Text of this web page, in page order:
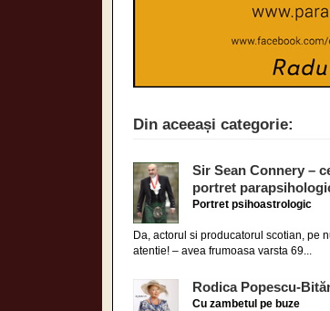
Din aceeași categorie:
Sir Sean Connery –
portret
Portret psihoastrologic
Da, actorul si producatorul scotian, pe
atentie! – avea frumoasa varsta 69...
Rodica Popescu-
Cu zambetul pe buze